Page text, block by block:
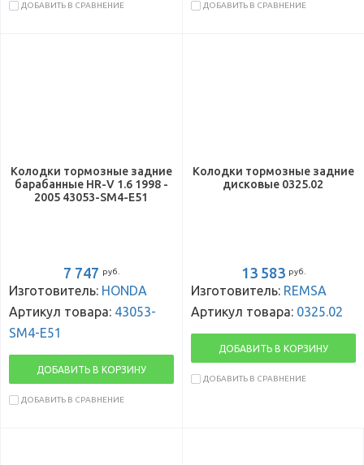
ДОБАВИТЬ В СРАВНЕНИЕ ДОБАВИТЬ В СРАВНЕНИЕ
Колодки тормозные задние
барабанные HR-V 1.6 1998 -
2005 43053-SM4-E51
7 747 руб.
Изготовитель: HONDA
Артикул товара: 43053-
SM4-E51
ДОБАВИТЬ В КОРЗИНУ
ДОБАВИТЬ В СРАВНЕНИЕ
Колодки тормозные задние
дисковые 0325.02
13 583 руб.
Изготовитель: REMSA
Артикул товара: 0325.02
ДОБАВИТЬ В КОРЗИНУ
ДОБАВИТЬ В СРАВНЕНИЕ